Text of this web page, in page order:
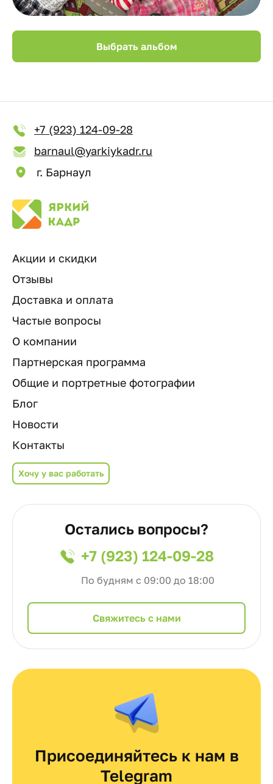
Выбрать альбом
+7 (923) 124-09-28
barnaul@yarkiykadr.ru
г. Барнаул
Акции и скидки
Отзывы
Доставка и оплата
Частые вопросы
О компании
Партнерская программа
Общие и портретные фотографии
Блог
Новости
Контакты
Хочу у вас работать
Остались вопросы?
+7 (923) 124-09-28
По будням с 09:00 до 18:00
Cвяжитесь с нами
Присоединяйтесь к нам в
Telegram